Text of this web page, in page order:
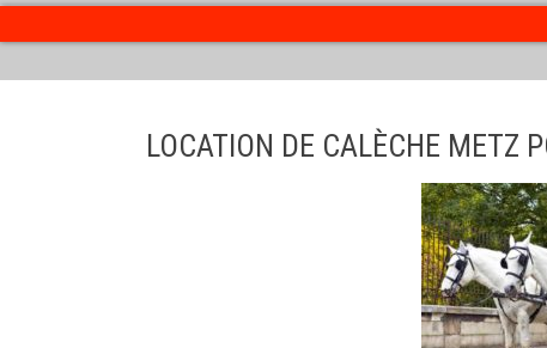
LOCATION DE CALÈCHE METZ